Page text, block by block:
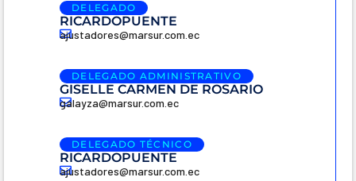
DELEGADO
RICARDOPUENTE
ajustadores@marsur.com.ec
DELEGADO ADMINISTRATIVO
GISELLE CARMEN DE ROSARIO
galayza@marsur.com.ec
DELEGADO TÉCNICO
RICARDOPUENTE
ajustadores@marsur.com.ec